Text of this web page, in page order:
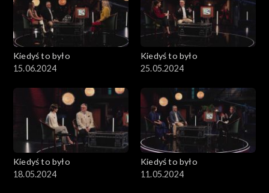
Kiedyś to było
15.06.2024
Kiedyś to było
25.05.2024
Kiedyś to było
18.05.2024
Kiedyś to było
11.05.2024